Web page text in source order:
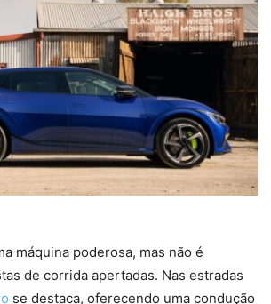
máquina poderosa, mas não é
de corrida apertadas. Nas estradas
se destaca, oferecendo uma condução